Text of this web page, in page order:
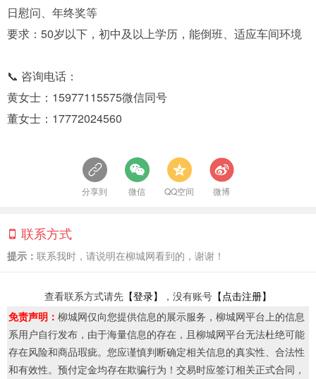
日慰问、年终奖等
要求：50岁以下，初中及以上学历，能倒班、适应车间环境
📞 咨询电话：
黄女士：15977115575微信同号
董女士：17772024560
分享到 微信 QQ空间 微博
联系方式
提示： 联系我时，请说明在柳城网看到的，谢谢！
查看联系方式请先 【登录】 ，没有账号 【点击注册】
免责声明： 柳城网仅向您提供信息的展示服务，柳城网平台上的信息
系用户自行发布，由于海量信息的存在，且柳城网平台无法杜绝可能
存在风险和商品瑕疵。您应谨慎判断确定相关信息的真实性、合法性
和有效性。预付定金均存在欺骗行为！交易时应签订相关正式合同，